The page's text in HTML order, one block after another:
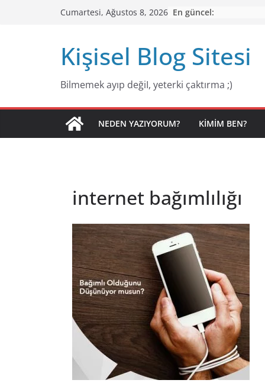
Cumartesi, Ağustos 8, 2026 En güncel:
Kişisel Blog Sitesi
Bilmemek ayıp değiI, yeterki çaktırma ;)
NEDEN YAZIYORUM? KIMIM BEN?
internet bağımlılığı